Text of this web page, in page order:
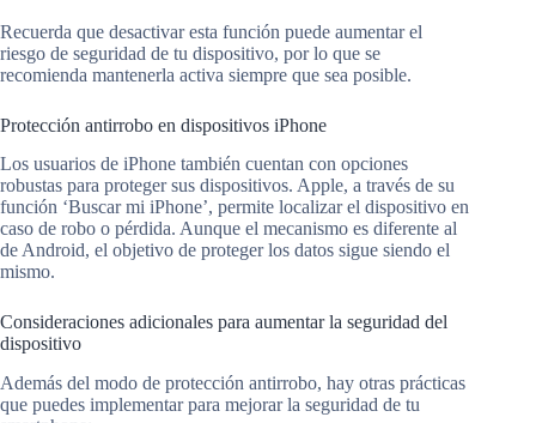
Recuerda que desactivar esta función puede aumentar el
riesgo de seguridad de tu dispositivo, por lo que se
recomienda mantenerla activa siempre que sea posible.
Protección antirrobo en dispositivos iPhone
Los usuarios de iPhone también cuentan con opciones
robustas para proteger sus dispositivos. Apple, a través de su
función ‘Buscar mi iPhone’, permite localizar el dispositivo en
caso de robo o pérdida. Aunque el mecanismo es diferente al
de Android, el objetivo de proteger los datos sigue siendo el
mismo.
Consideraciones adicionales para aumentar la seguridad del
dispositivo
Además del modo de protección antirrobo, hay otras prácticas
que puedes implementar para mejorar la seguridad de tu